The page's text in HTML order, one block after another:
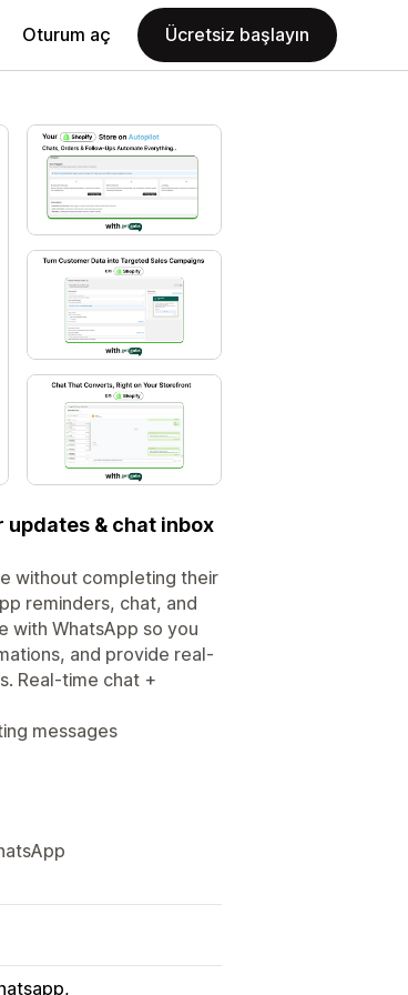
Oturum aç Ücretsiz başlayın
& chat inbox
without completing their
reminders, chat, and
with WhatsApp so you
and provide real-
Real-time chat +
messages